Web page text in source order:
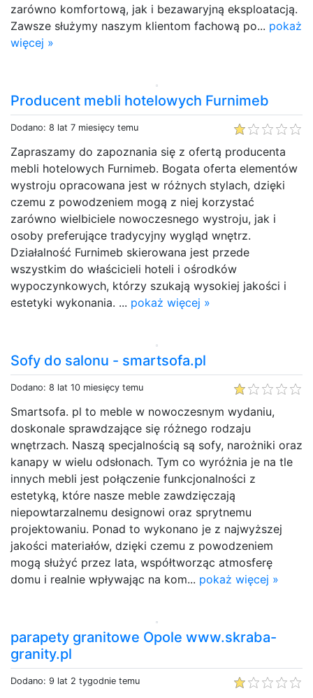
zarówno komfortową, jak i bezawaryjną eksploatacją.
Zawsze służymy naszym klientom fachową po... pokaż
więcej »
Producent mebli hotelowych Furnimeb
Dodano: 8 lat 7 miesięcy temu
Zapraszamy do zapoznania się z ofertą producenta
mebli hotelowych Furnimeb. Bogata oferta elementów
wystroju opracowana jest w różnych stylach, dzięki
czemu z powodzeniem mogą z niej korzystać
zarówno wielbiciele nowoczesnego wystroju, jak i
osoby preferujące tradycyjny wygląd wnętrz.
Działalność Furnimeb skierowana jest przede
wszystkim do właścicieli hoteli i ośrodków
wypoczynkowych, którzy szukają wysokiej jakości i
estetyki wykonania. ... pokaż więcej »
Sofy do salonu - smartsofa.pl
Dodano: 8 lat 10 miesięcy temu
Smartsofa. pl to meble w nowoczesnym wydaniu,
doskonale sprawdzające się różnego rodzaju
wnętrzach. Naszą specjalnością są sofy, narożniki oraz
kanapy w wielu odsłonach. Tym co wyróżnia je na tle
innych mebli jest połączenie funkcjonalności z
estetyką, które nasze meble zawdzięczają
niepowtarzalnemu designowi oraz sprytnemu
projektowaniu. Ponad to wykonano je z najwyższej
jakości materiałów, dzięki czemu z powodzeniem
mogą służyć przez lata, współtworząc atmosferę
domu i realnie wpływając na kom... pokaż więcej »
parapety granitowe Opole www.skraba-
granity.pl
Dodano: 9 lat 2 tygodnie temu